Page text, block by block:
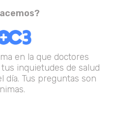
en la que doctores
inquietudes de salud
día. Tus preguntas son